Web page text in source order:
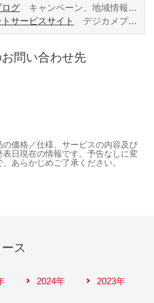
ログ キャンペーン、地域情報など
サービスサイト
デジカメプリント、サービス詳細など
問い合わせ先
価格／仕様、サービスの内容及び
日現在の情報です。予告なしに変
あらかじめご了承ください。
ス
2024年 2023年